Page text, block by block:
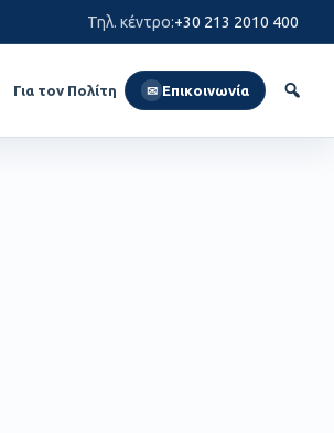
Τηλ. κέντρο:+30 213 2010 400
Για τον Πολίτη ✉ Επικοινωνία